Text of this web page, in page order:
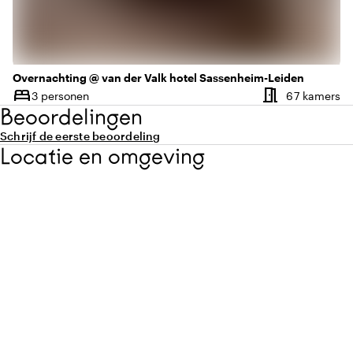
Overnachting @ van der Valk hotel Sassenheim-Leiden
bed
Capaciteit
3 personen meeting_room 67 kamers
Beoordelingen
Schrijf de eerste beoordeling
Locatie en omgeving